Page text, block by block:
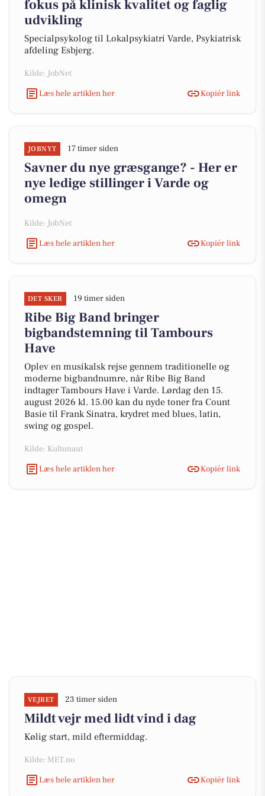
fokus på klinisk kvalitet og faglig
udvikling
Specialpsykolog til Lokalpsykiatri Varde, Psykiatrisk
afdeling Esbjerg.
Kilde: JobNet
Læs hele artiklen her
Kopiér link
JOBNYT 17 timer siden
Savner du nye græsgange? - Her er
nye ledige stillinger i Varde og
omegn
Kilde: JobNet
Læs hele artiklen her
Kopiér link
DET SKER 19 timer siden
Ribe Big Band bringer
bigbandstemning til Tambours
Have
Oplev en musikalsk rejse gennem traditionelle og
moderne bigbandnumre, når Ribe Big Band
indtager Tambours Have i Varde. Lørdag den 15.
august 2026 kl. 15.00 kan du nyde toner fra Count
Basie til Frank Sinatra, krydret med blues, latin,
swing og gospel.
Kilde: Kultunaut
Læs hele artiklen her
Kopiér link
VEJRET 23 timer siden
Mildt vejr med lidt vind i dag
Kølig start, mild eftermiddag.
Kilde: MET.no
Læs hele artiklen her
Kopiér link